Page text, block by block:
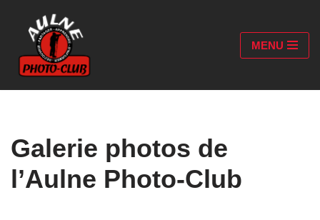
Aller
au
contenu
MENU
Galerie photos de
l’Aulne Photo-Club